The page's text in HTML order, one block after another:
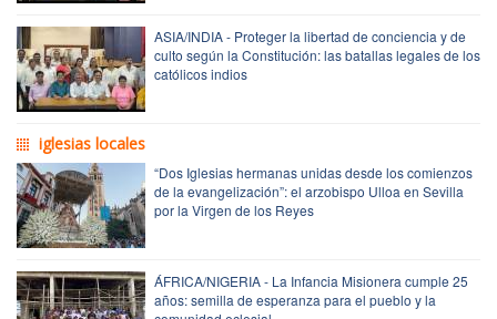
ASIA/INDIA - Proteger la libertad de conciencia y de
culto según la Constitución: las batallas legales de los
católicos indios
iglesias locales
“Dos Iglesias hermanas unidas desde los comienzos
de la evangelización”: el arzobispo Ulloa en Sevilla
por la Virgen de los Reyes
ÁFRICA/NIGERIA - La Infancia Misionera cumple 25
años: semilla de esperanza para el pueblo y la